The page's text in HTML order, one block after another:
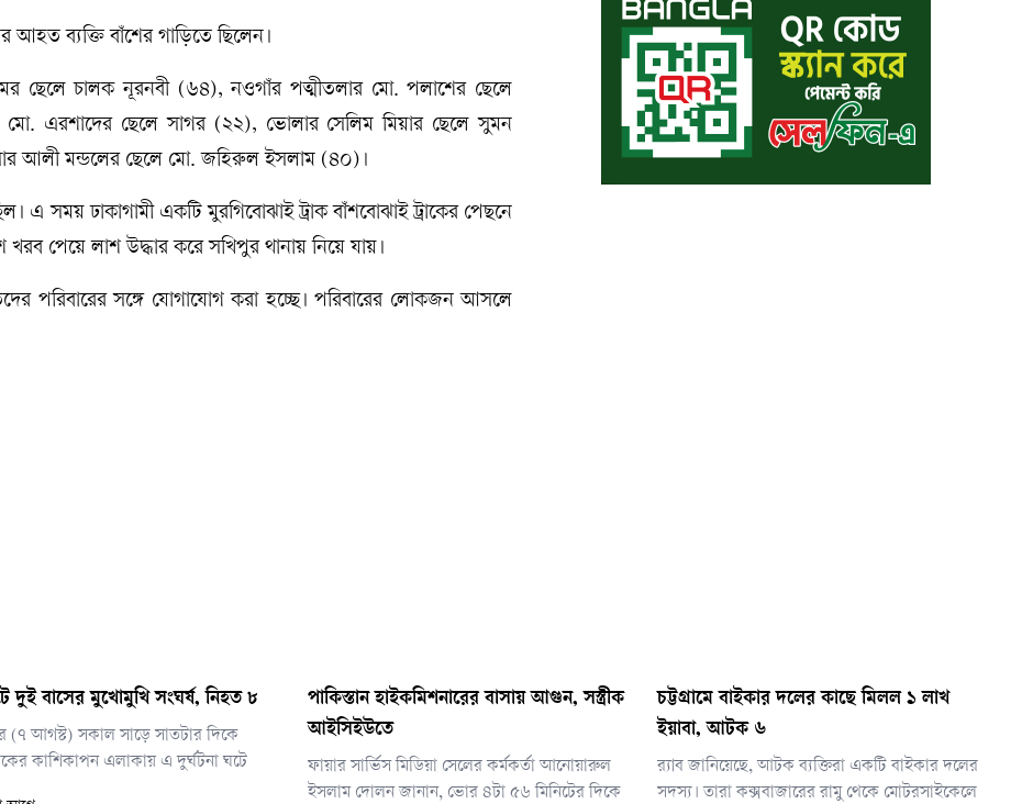
আহত ব্যক্তি বাঁশের গাড়িতে ছিলেন।
ছেলে চালক নূরনবী (৬৪), নওগাঁর পত্মীতলার মো. পলাশের ছেলে
মো. এরশাদের ছেলে সাগর (২২), ভোলার সেলিম মিয়ার ছেলে সুমন
আলী মন্ডলের ছেলে মো. জহিরুল ইসলাম (৪০)।
এ সময় ঢাকাগামী একটি মুরগিবোঝাই ট্রাক বাঁশবোঝাই ট্রাকের পেছনে
পেয়ে লাশ উদ্ধার করে সখিপুর থানায় নিয়ে যায়।
পরিবারের সঙ্গে যোগাযোগ করা হচ্ছে। পরিবারের লোকজন আসলে
দুই বাসের মুখোমুখি সংঘর্ষ, নিহত ৮
(৭ আগস্ট) সকাল সাড়ে সাতটার দিকে
কাশিকাপন এলাকায় এ দুর্ঘটনা ঘটে
পাকিস্তান হাইকমিশনারের বাসায় আগুন, সস্ত্রীক
আইসিইউতে
ফায়ার সার্ভিস মিডিয়া সেলের কর্মকর্তা আনোয়ারুল
ইসলাম দোলন জানান, ভোর ৪টা ৫৬ মিনিটের দিকে
চট্টগ্রামে বাইকার দলের কাছে মিলল ১ লাখ
ইয়াবা, আটক ৬
র‌্যাব জানিয়েছে, আটক ব্যক্তিরা একটি বাইকার দলের
সদস্য। তারা কক্সবাজারের রামু থেকে মোটরসাইকেলে